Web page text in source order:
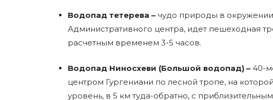
Водопад тетерева – чудо природы в
Административного центра, идет пешеходная
расчетным временем 3-5 часов.
Водопад Ниносхеви (Большой водопад) – 40-
центром Гургениани по лесной тропе, на
уровень, в 5 км туда-обратно, с